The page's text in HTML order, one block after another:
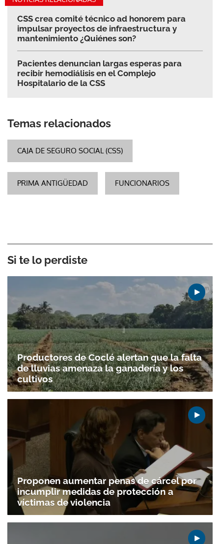
CSS crea comité técnico ad honorem para
impulsar proyectos de infraestructura y
mantenimiento ¿Quiénes son?
Pacientes denuncian largas esperas para
recibir hemodiálisis en el Complejo
Hospitalario de la CSS
Temas relacionados
CAJA DE SEGURO SOCIAL (CSS)
PRIMA ANTIGÜEDAD FUNCIONARIOS
Si te lo perdiste
Productores de Coclé alertan que la falta
de lluvias amenaza la ganadería y los
cultivos
Proponen aumentar penas de cárcel por
incumplir medidas de protección a
víctimas de violencia